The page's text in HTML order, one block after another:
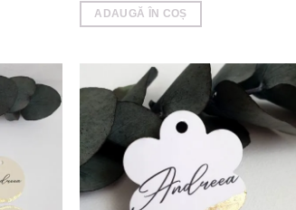
ADAUGĂ ÎN COȘ
Add to
wishlist
Add to
wishlist